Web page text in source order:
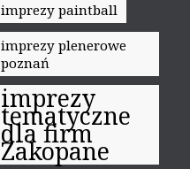
imprezy paintball
imprezy plenerowe
poznań
imprezy
tematyczne
dla firm
Zakopane